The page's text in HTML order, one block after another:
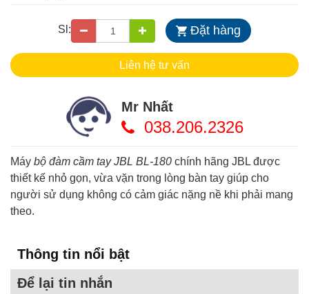
Sl: Đặt hàng
Liên hệ tư vấn
Mr Nhất
038.206.2326
Máy bộ đàm cầm tay JBL BL-180 chính hãng JBL được
thiết kế nhỏ gọn, vừa vặn trong lòng bàn tay giúp cho
người sử dụng không có cảm giác nặng nề khi phải mang
theo.
Thông tin nổi bật
Để lại tin nhắn